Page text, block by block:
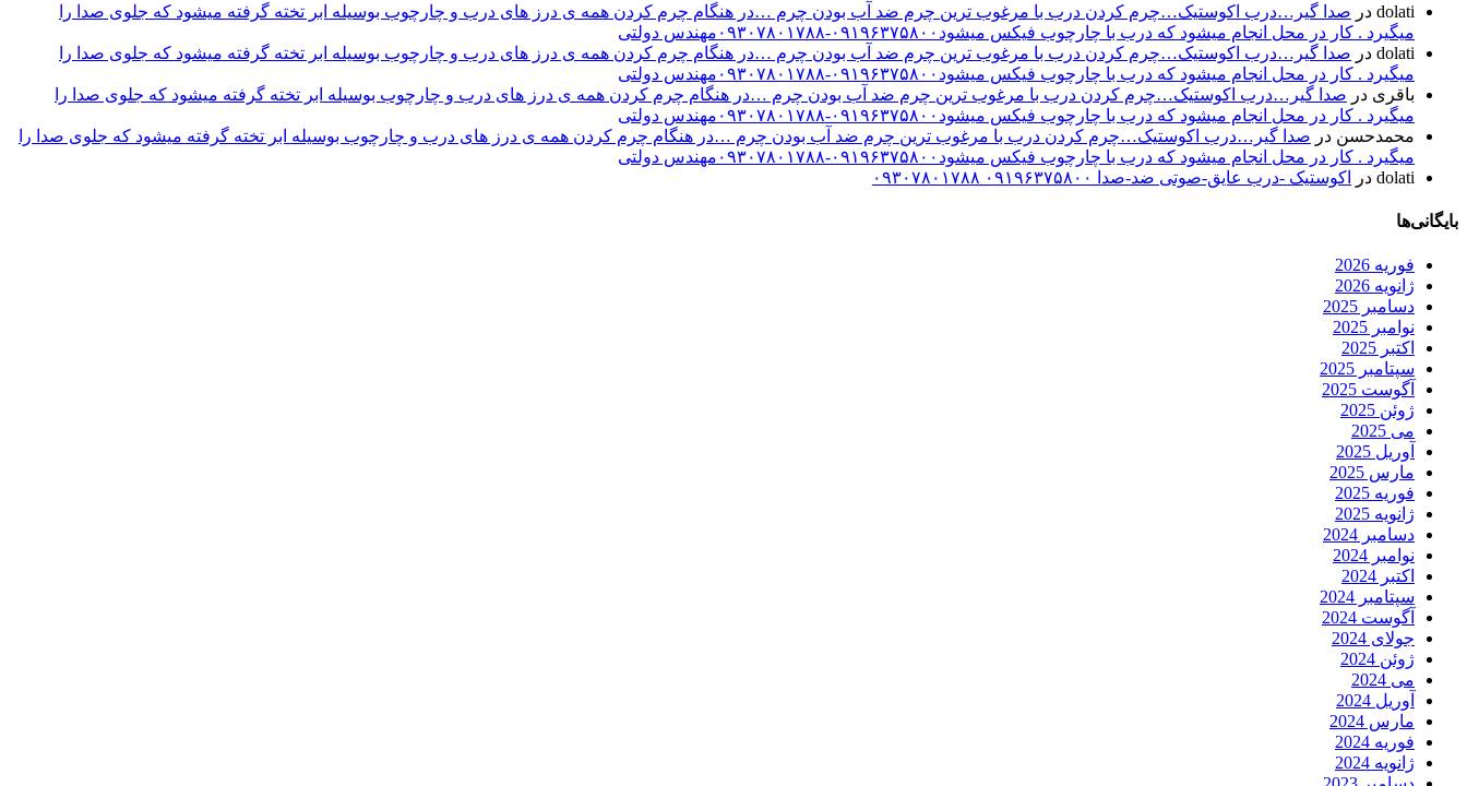
dolati در صدا گیر…درب اکوستیک…چرم کردن درب با مرغوب ترین چرم ضد آب بودن چرم …در هنگام چرم کردن همه ی درز های درب و چارچوب بوسیله ابر تخته گرفته میشود که جلوی صدا را
میگیرد . کار در محل انجام میشود که درب با چارچوب فیکس میشود۰۹۱۹۶۳۷۵۸۰۰-۰۹۳۰۷۸۰۱۷۸۸مهندس دولتی
dolati در صدا گیر…درب اکوستیک…چرم کردن درب با مرغوب ترین چرم ضد آب بودن چرم …در هنگام چرم کردن همه ی درز های درب و چارچوب بوسیله ابر تخته گرفته میشود که جلوی صدا را
میگیرد . کار در محل انجام میشود که درب با چارچوب فیکس میشود۰۹۱۹۶۳۷۵۸۰۰-۰۹۳۰۷۸۰۱۷۸۸مهندس دولتی
باقری در صدا گیر…درب اکوستیک…چرم کردن درب با مرغوب ترین چرم ضد آب بودن چرم …در هنگام چرم کردن همه ی درز های درب و چارچوب بوسیله ابر تخته گرفته میشود که جلوی صدا را
میگیرد . کار در محل انجام میشود که درب با چارچوب فیکس میشود۰۹۱۹۶۳۷۵۸۰۰-۰۹۳۰۷۸۰۱۷۸۸مهندس دولتی
محمدحسن در صدا گیر…درب اکوستیک…چرم کردن درب با مرغوب ترین چرم ضد آب بودن چرم …در هنگام چرم کردن همه ی درز های درب و چارچوب بوسیله ابر تخته گرفته میشود که جلوی صدا را
میگیرد . کار در محل انجام میشود که درب با چارچوب فیکس میشود۰۹۱۹۶۳۷۵۸۰۰-۰۹۳۰۷۸۰۱۷۸۸مهندس دولتی
dolati در اکوستیک -درب عایق-صوتی ضد-صدا ۰۹۱۹۶۳۷۵۸۰۰ ۰۹۳۰۷۸۰۱۷۸۸
بایگانی‌ها
فوریه 2026
ژانویه 2026
دسامبر 2025
نوامبر 2025
اکتبر 2025
سپتامبر 2025
آگوست 2025
ژوئن 2025
می 2025
آوریل 2025
مارس 2025
فوریه 2025
ژانویه 2025
دسامبر 2024
نوامبر 2024
اکتبر 2024
سپتامبر 2024
آگوست 2024
جولای 2024
ژوئن 2024
می 2024
آوریل 2024
مارس 2024
فوریه 2024
ژانویه 2024